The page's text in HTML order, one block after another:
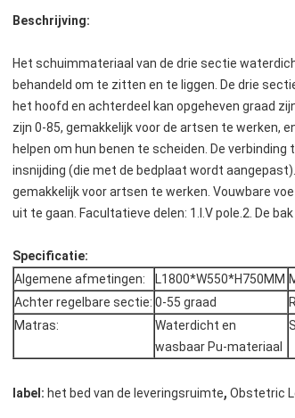
Beschrijving:
Het schuimmateriaal van de drie sectie
behandeld om te zitten en te liggen. De drie
het hoofd en achterdeel kan opgeheven graad
zijn 0-85, gemakkelijk voor de artsen te werken,
helpen om hun benen te scheiden. De
insnijding (die met de bedplaat wordt
gemakkelijk voor artsen te werken. Vouwbare
uit te gaan. Facultatieve delen: 1.I.V pole.2. De
Specificatie:
Algemene afmetingen:
L1800*W550*H750MM
Achter regelbare sectie: 0-55 graad
Matras:
Waterdicht en
wasbaar Pu-materiaal
label: het bed van de leveringsruimte, Obstetric